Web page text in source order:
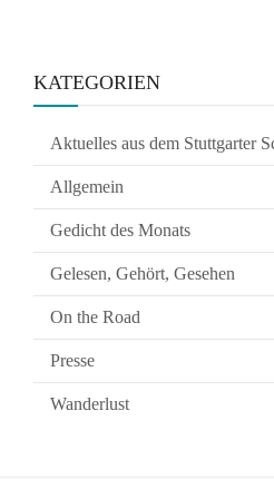
KATEGORIEN
Aktuelles aus dem Stuttgarter
Allgemein
Gedicht des Monats
Gelesen, Gehört, Gesehen
On the Road
Presse
Wanderlust